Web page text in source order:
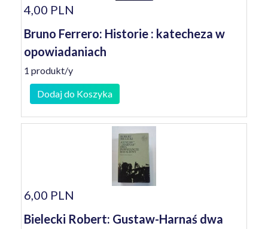
4,00 PLN
Bruno Ferrero: Historie : katecheza w
opowiadaniach
1 produkt/y
Dodaj do Koszyka
6,00 PLN
Bielecki Robert: Gustaw-Harnaś dwa